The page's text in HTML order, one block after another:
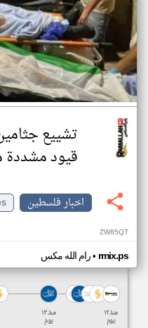
تشييع
قيود مشددة
اخبار فلسطين
ZW85QT
رام الله مكس• rmix.ps
منذ ١٣
يوم
منذ ١٢
يوم